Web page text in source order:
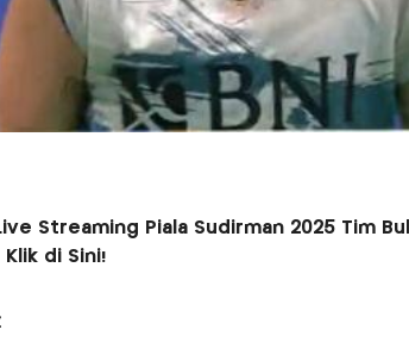
Streaming Piala Sudirman 2025 Tim
Klik di Sini!